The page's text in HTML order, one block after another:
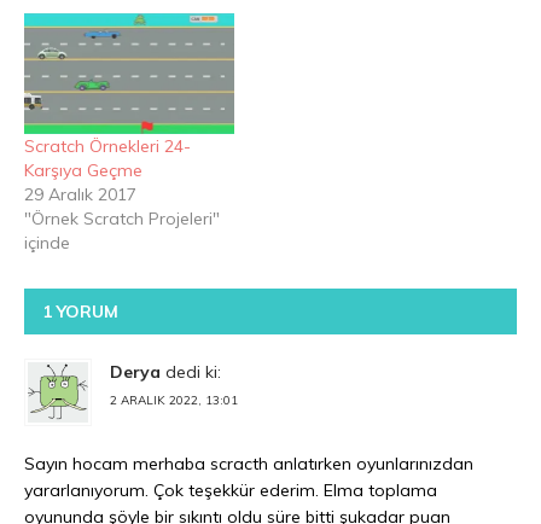
Scratch Örnekleri 24-
Karşıya Geçme
29 Aralık 2017
"Örnek Scratch Projeleri"
içinde
1 YORUM
Derya dedi ki:
2 ARALIK 2022, 13:01
Sayın hocam merhaba scracth anlatırken oyunlarınızdan
yararlanıyorum. Çok teşekkür ederim. Elma toplama
oyununda şöyle bir sıkıntı oldu süre bitti şukadar puan